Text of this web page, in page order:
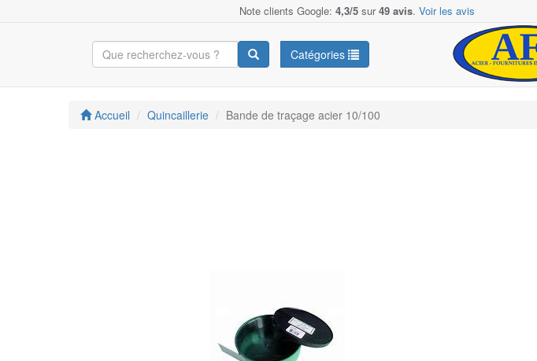
Note clients Google: 4,3/5 sur49 avis. Voir les avis
Catégories
Accueil Quincaillerie Bande de traçage acier 10/100